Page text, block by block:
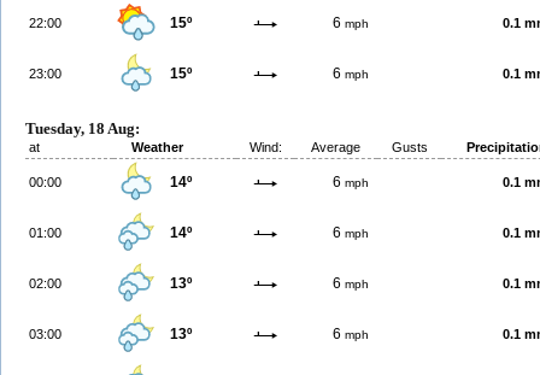
22:00 15º 6 mph 0.1
23:00 15º 6 mph 0.1
Tuesday, 18 Aug:
at Weather Wind: Average Gusts
00:00 14º 6 mph 0.1
01:00 14º 6 mph 0.1
02:00 13º 6 mph 0.1
03:00 13º 6 mph 0.1